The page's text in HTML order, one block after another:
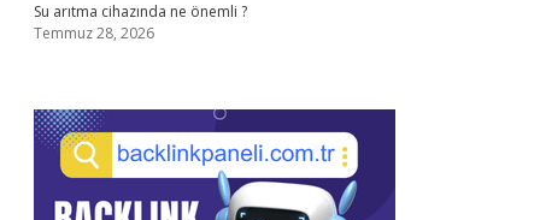
Su arıtma cihazında ne önemli ?
Temmuz 28, 2026